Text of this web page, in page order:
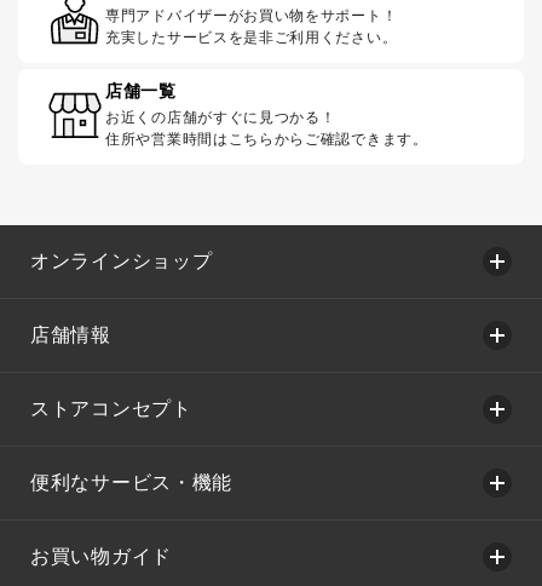
専門アドバイザーがお買い物をサポート！
充実したサービスを是非ご利用ください。
店舗一覧
お近くの店舗がすぐに見つかる！
住所や営業時間はこちらからご確認できます。
オンラインショップ
店舗情報
ストアコンセプト
便利なサービス・機能
お買い物ガイド